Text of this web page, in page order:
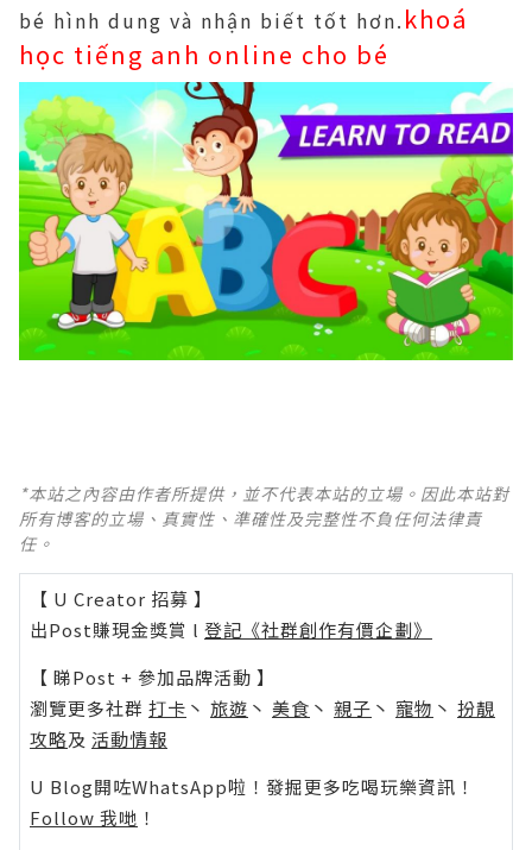
bé hình dung và nhận biết tốt hơn. khoá
học tiếng anh online cho bé
*本站之內容由作者所提供，並不代表本站的立場。因此本站對
所有博客的立場、真實性、準確性及完整性不負任何法律責
任。
【 U Creator 招募 】
出Post賺現金獎賞 l 登記《社群創作有價企劃》
【 睇Post + 參加品牌活動 】
瀏覽更多社群 打卡 丶 旅遊 丶 美食 丶 親子 丶 寵物 丶 扮靚
攻略及 活動情報
U Blog開咗WhatsApp啦！發掘更多吃喝玩樂資訊！
Follow 我哋 ！